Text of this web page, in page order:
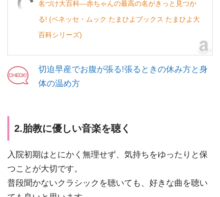
名づけ大百科―赤ちゃんの最高の名がきっと見つか
る! (ベネッセ・ムック たまひよブックス たまひよ大
百科シリーズ)
切迫早産でお腹が張る!張るときの休み方と身
体の温め方
2.胎教に優しい音楽を聴く
入院初期はとにかく無理せず、気持ちをゆったりと保
つことが大切です。
普段聞かないクラシックを聴いても、好きな曲を聴い